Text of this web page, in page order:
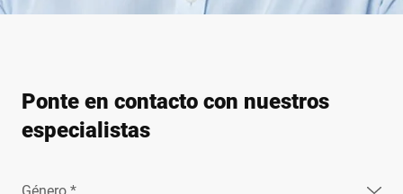
Ponte en contacto con nuestros
especialistas
Género *